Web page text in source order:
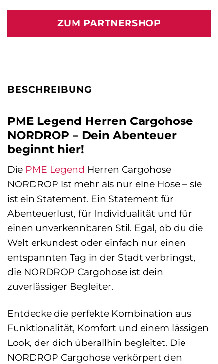
ZUM PARTNERSHOP
BESCHREIBUNG
PME Legend Herren Cargohose
NORDROP – Dein Abenteuer
beginnt hier!
Die PME Legend Herren Cargohose
NORDROP ist mehr als nur eine Hose – sie
ist ein Statement. Ein Statement für
Abenteuerlust, für Individualität und für
einen unverkennbaren Stil. Egal, ob du die
Welt erkundest oder einfach nur einen
entspannten Tag in der Stadt verbringst,
die NORDROP Cargohose ist dein
zuverlässiger Begleiter.
Entdecke die perfekte Kombination aus
Funktionalität, Komfort und einem lässigen
Look, der dich überallhin begleitet. Die
NORDROP Cargohose verkörpert den